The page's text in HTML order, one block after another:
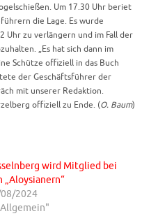
Um 17.30 Uhr beriet
die Lage. Es wurde
Uhr zu verlängern und im Fall der
„Es hat sich dann im
Schütze offiziell in das Buch
der Geschäftsführer der
mit unserer Redaktion.
offiziell zu Ende. (O. Baum)
wird Mitglied bei
„Aloysianern“
2024